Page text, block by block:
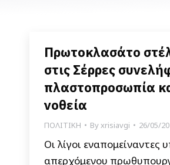
Πρωτοκλασάτο
στις Σέρρες
πλαστοπροσωπία
νοθεία
ΠΟΛΙΤΙΚΗ Byxrisiavgi 26/05/
Οι λίγοι εναπομείναντες
απερχόμενου